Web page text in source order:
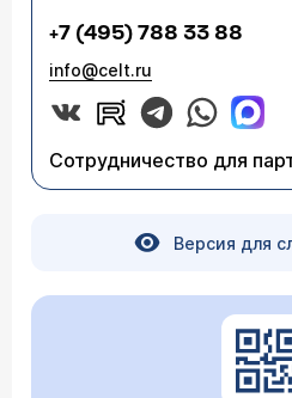
+7 (495) 788 33 88
info@celt.ru
Сотрудничество для
Версия для